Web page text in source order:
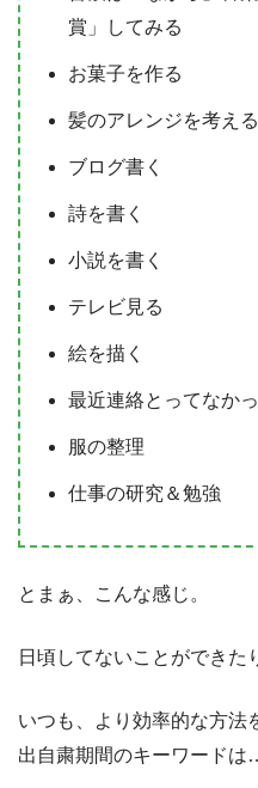
賞」してみる
お菓子を作る
髪のアレンジを考える
ブログ書く
詩を書く
小説を書く
テレビ見る
絵を描く
最近連絡とってなか
服の整理
仕事の研究＆勉強
とまぁ、こんな感じ。
日頃してないことができた
いつも、より効率的な方法
出自粛期間のキーワード